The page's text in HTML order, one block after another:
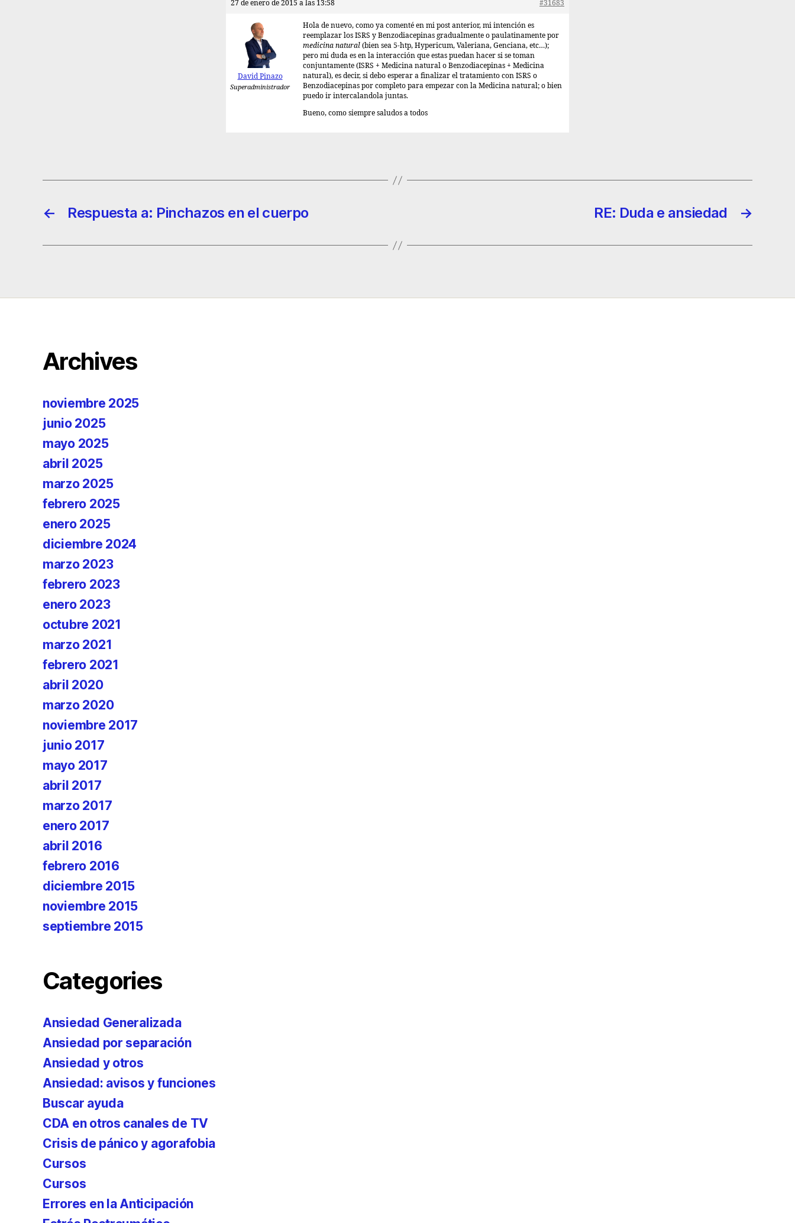
27 de enero de 2015 a las 13:58 #31683
David Pinazo
Superadministrador
Hola de nuevo, como ya comenté en mi post anterior, mi intención es
reemplazar los ISRS y Benzodiacepinas gradualmente o paulatinamente por
medicina natural (bien sea 5-htp, Hypericum, Valeriana, Genciana, etc…);
pero mi duda es en la interacción que estas puedan hacer si se toman
conjuntamente (ISRS + Medicina natural o Benzodiacepinas + Medicina
natural), es decir, si debo esperar a finalizar el tratamiento con ISRS o
Benzodiacepinas por completo para empezar con la Medicina natural; o bien
puedo ir intercalandola juntas.
Bueno, como siempre saludos a todos
← Respuesta a: Pinchazos en el cuerpo →
RE: Duda e ansiedad
Archives
noviembre 2025
junio 2025
mayo 2025
abril 2025
marzo 2025
febrero 2025
enero 2025
diciembre 2024
marzo 2023
febrero 2023
enero 2023
octubre 2021
marzo 2021
febrero 2021
abril 2020
marzo 2020
noviembre 2017
junio 2017
mayo 2017
abril 2017
marzo 2017
enero 2017
abril 2016
febrero 2016
diciembre 2015
noviembre 2015
septiembre 2015
Categories
Ansiedad Generalizada
Ansiedad por separación
Ansiedad y otros
Ansiedad: avisos y funciones
Buscar ayuda
CDA en otros canales de TV
Crisis de pánico y agorafobia
Cursos
Cursos
Errores en la Anticipación